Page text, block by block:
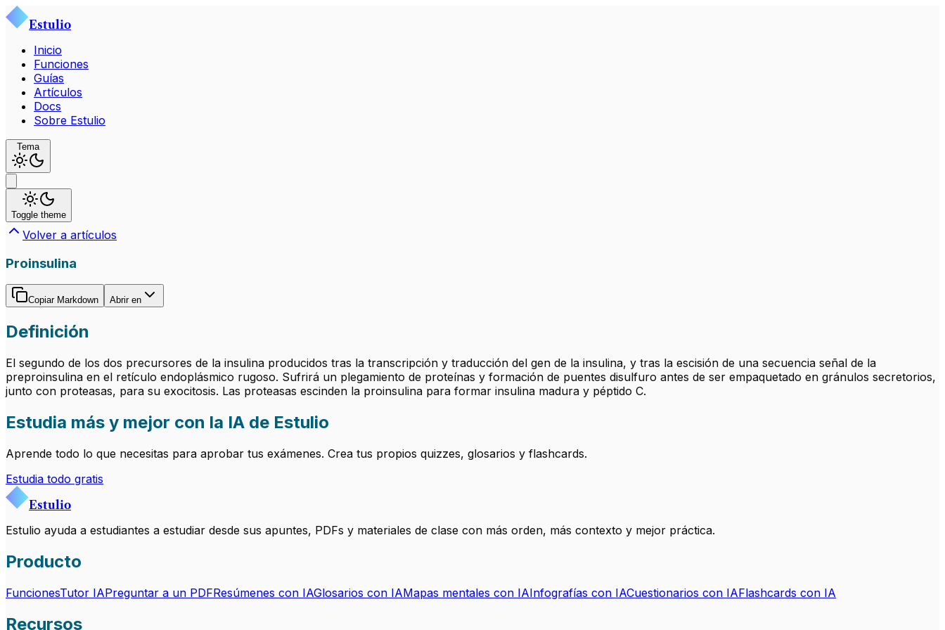
Estulio
Inicio
Funciones
Guías
Artículos
Docs
Sobre Estulio
Tema
Toggle theme
Volver a artículos
Proinsulina
Copiar Markdown Abrir en
Definición
El segundo de los dos precursores de la insulina producidos tras la transcripción y traducción del gen de la insulina, y tras la escisión de una secuencia señal de la
preproinsulina en el retículo endoplásmico rugoso. Sufrirá un plegamiento de proteínas y formación de puentes disulfuro antes de ser empaquetado en gránulos secretorios,
junto con proteasas, para su exocitosis. Las proteasas escinden la proinsulina para formar insulina madura y péptido C.
Estudia más y mejor con la IA de Estulio
Aprende todo lo que necesitas para aprobar tus exámenes. Crea tus propios quizzes, glosarios y flashcards.
Estudia todo gratis
Estulio
Estulio ayuda a estudiantes a estudiar desde sus apuntes, PDFs y materiales de clase con más orden, más contexto y mejor práctica.
Producto
FuncionesTutor IAPreguntar a un PDFResúmenes con IAGlosarios con IAMapas mentales con IAInfografías con IACuestionarios con IAFlashcards con IA
Recursos